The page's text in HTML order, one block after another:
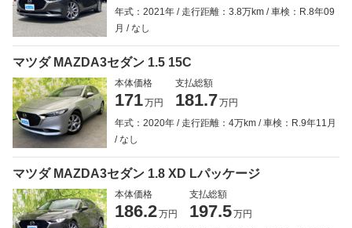
年式：2021年
走行距離：3.8万km
車検：R.8年09
月
なし
マツダ MAZDA3セダン 1.5 15C
本体価格
171万円
支払総額
181.7万円
年式：2020年
走行距離：4万km
車検：R.9年11月
なし
マツダ MAZDA3セダン 1.8 XD Lパッケージ
本体価格
186.2万円
支払総額
197.5万円